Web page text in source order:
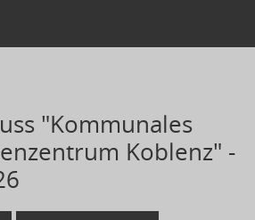
"Kommunales
Koblenz" -